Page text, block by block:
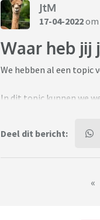
JtM
17-04-2022om
Waar heb jij
We hebben al een topic
In dit topic kunnen we
Let wel: op elkaar
Deel dit bericht:
«